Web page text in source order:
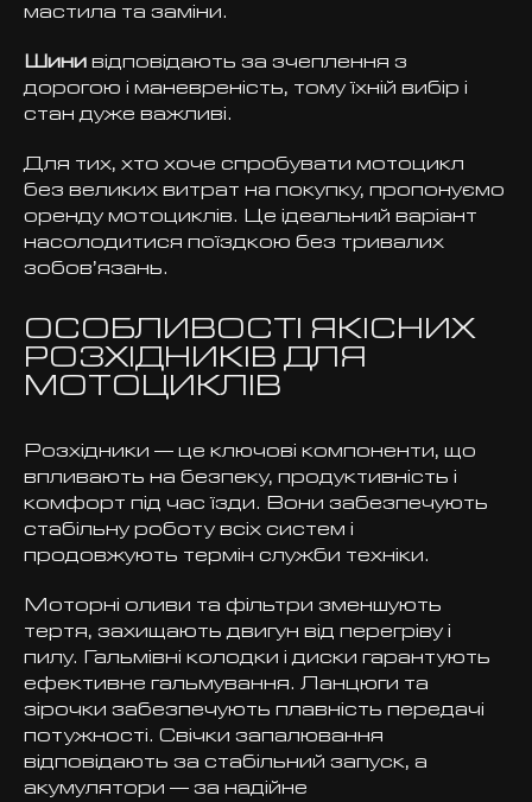
мастила та заміни.
Шини відповідають за зчеплення з
дорогою і маневреність, тому їхній вибір і
стан дуже важливі.
Для тих, хто хоче спробувати мотоцикл
без великих витрат на покупку, пропонуємо
оренду мотоциклів. Це ідеальний варіант
насолодитися поїздкою без тривалих
зобов’язань.
ОСОБЛИВОСТІ ЯКІСНИХ
РОЗХІДНИКІВ ДЛЯ
МОТОЦИКЛІВ
Розхідники — це ключові компоненти, що
впливають на безпеку, продуктивність і
комфорт під час їзди. Вони забезпечують
стабільну роботу всіх систем і
продовжують термін служби техніки.
Моторні оливи та фільтри зменшують
тертя, захищають двигун від перегріву і
пилу. Гальмівні колодки і диски гарантують
ефективне гальмування. Ланцюги та
зірочки забезпечують плавність передачі
потужності. Свічки запалювання
відповідають за стабільний запуск, а
акумулятори — за надійне